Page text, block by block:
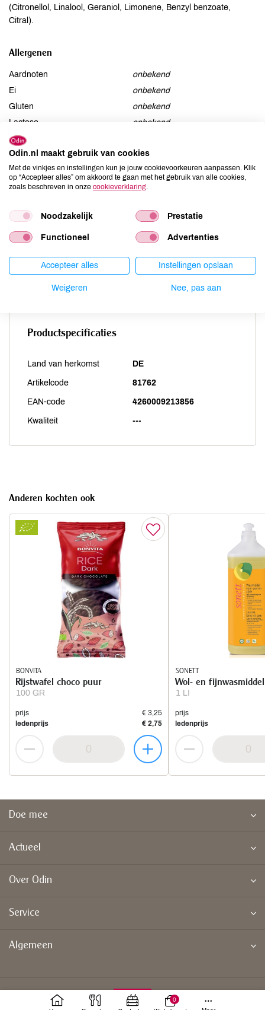
(Citronellol, Linalool, Geraniol, Limonene, Benzyl benzoate,
Citral).
Allergenen
Aardnoten
onbekend
Ei
onbekend
Gluten
onbekend
Lactose
onbekend
Lupine
Mosterd
onbekend
Noten
onbekend
Schaaldieren
onbekend
Sesam
onbekend
Soja
onbekend
Weekdieren
onbekend
Productspecificaties
Land van herkomst DE
Artikelcode 81762
EAN-code 4260009213856
Kwaliteit ---
Anderen kochten ook
BONVITA
100 GR
Rijstwafel choco puur
prijs
€ 3,25
ledenprijs
€ 2,75
SONETT
1 LI
Wol- en
prijs
ledenprijs
Doe mee
Actueel
Over Odin
Service
Algemeen
0
Odin.nl maakt gebruik van cookies
Met de vinkjes en instellingen kun je jouw cookievoorkeuren aanpassen. Klik
op “Accepteer alles” om akkoord te gaan met het gebruik van alle cookies,
zoals beschreven in onze cookieverklaring.
Noodzakelijk Prestatie
Functioneel Advertenties
Accepteer alles Instellingen opslaan
Weigeren Nee, pas aan